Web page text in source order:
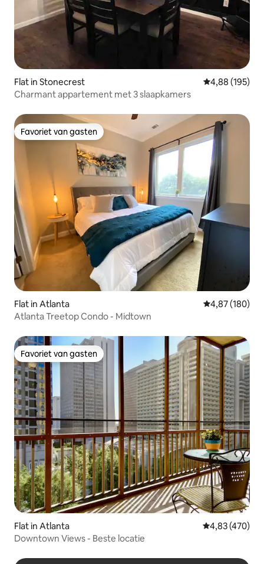
Flat in Stonecrest Gemiddelde
4,88 (195)
Charmant appartement met 3 slaapkamers
Favoriet van gasten
Favoriet van gasten
Flat in Atlanta Gemiddelde
4,87 (180)
Atlanta Treetop Condo - Midtown
Favoriet van gasten
Favoriet van gasten
Flat in Atlanta Gemiddelde
4,83 (470)
Downtown Views - Beste locatie